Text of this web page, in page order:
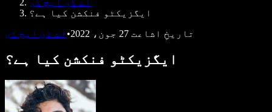
اے ڈی ایچ ڈی
ایگزیکٹو فنکشن کیا ہے؟
تاریخِ اشاعت 27 جون، 2022 • اے ڈی ایچ ڈی
ایگزیکٹو فنکشن کیا ہے؟